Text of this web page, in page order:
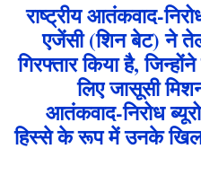
राष्ट्रीय आतंकवाद-
एजेंसी (शिन बेट) ने
गिरफ्तार किया है,
लिए जासूसी
आतंकवाद-निरोध
हिस्से के रूप में उनके